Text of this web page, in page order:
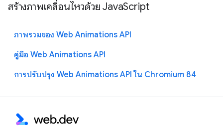
สร้างภาพเคลื่อนไหวด้วย JavaScript
ภาพรวมของ Web Animations API
คู่มือ Web Animations API
การปรับปรุง Web Animations API ใน Chromium 84